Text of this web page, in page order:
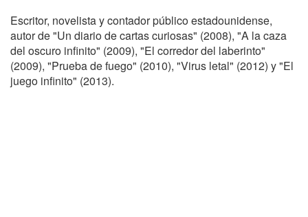
Escritor, novelista y contador público estadounidense,
autor de "Un diario de cartas curiosas" (2008), "A la caza
del oscuro infinito" (2009), "El corredor del laberinto"
(2009), "Prueba de fuego" (2010), "Virus letal" (2012) y "El
juego infinito" (2013).